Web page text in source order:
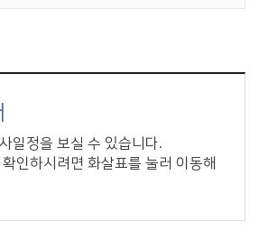
일정을 보실 수 있습니다.
인하시려면 화살표를 눌러 이동해